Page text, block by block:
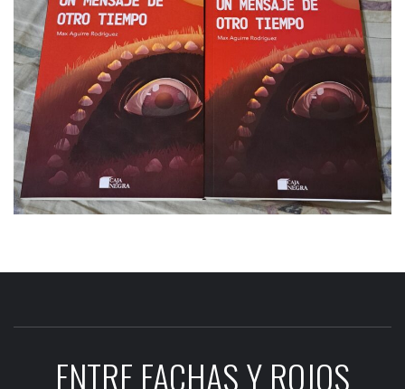
ENTRE FACHAS Y ROJOS